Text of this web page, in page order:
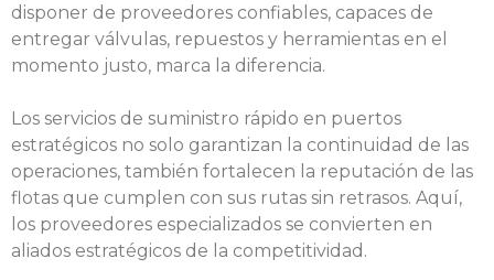
disponer de proveedores confiables, capaces de
entregar válvulas, repuestos y herramientas en el
momento justo, marca la diferencia.
Los servicios de suministro rápido en puertos
estratégicos no solo garantizan la continuidad de las
operaciones, también fortalecen la reputación de las
flotas que cumplen con sus rutas sin retrasos. Aquí,
los proveedores especializados se convierten en
aliados estratégicos de la competitividad.